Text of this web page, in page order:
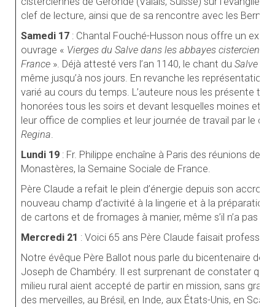
clef de lecture, ainsi que de sa rencontre avec les
Samedi 17 : Chantal Fouché-Husson nous offre un
ouvrage « Vierges du Salve dans les abbayes
France ». Déjà attesté vers l’an 1140, le chant du Salve
même jusqu’à nos jours. En revanche les
varié au cours du temps. L’auteure nous les présente
honorées tous les soirs et devant lesquelles moines et
leur office de complies et leur journée de travail par le
Regina.
Lundi 19 : Fr. Philippe enchaîne à Paris des réunions de
Monastères, la Semaine Sociale de France.
Père Claude a refait le plein d’énergie depuis son accroc
nouveau champ d’activité à la lingerie et à la
de cartons et de fromages à manier, même s’il n’a pas
Mercredi 21 : Voici 65 ans Père Claude faisait
Notre évêque Père Ballot nous parle du bicentenaire de
Joseph de Chambéry. Il est surprenant de constater
milieu rural aient accepté de partir en mission, sans
des merveilles, au Brésil, en Inde, aux États-Unis, en